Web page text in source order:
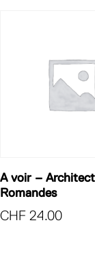
A voir –
Romandes
CHF 24.00